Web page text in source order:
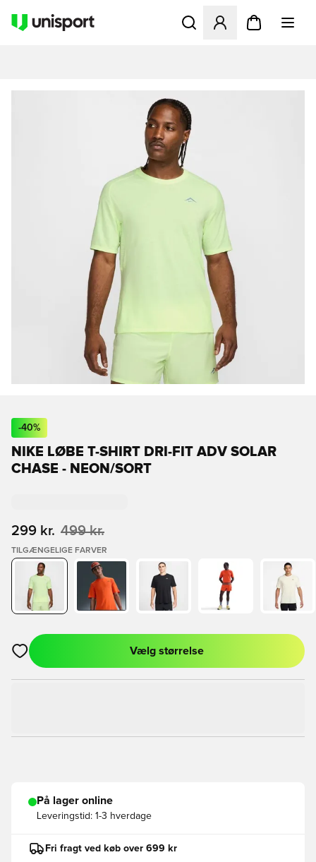
Åbner en Modal til at
-40%
NIKE LØBE T-SHIRT DRI-FIT ADV SOLAR
CHASE - NEON/SORT
299 kr. 499 kr.
TILGÆNGELIGE FARVER
Åbner en Modal til at logge ind eller tilmelde dig som medlem
Vælg størrelse
På lager online
Leveringstid: 1-3 hverdage
Fri fragt ved køb over 699 kr